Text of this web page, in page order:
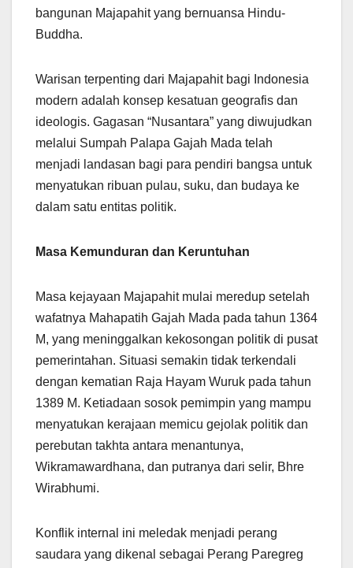
bangunan Majapahit yang bernuansa Hindu-
Buddha.
Warisan terpenting dari Majapahit bagi Indonesia
modern adalah konsep kesatuan geografis dan
ideologis. Gagasan “Nusantara” yang diwujudkan
melalui Sumpah Palapa Gajah Mada telah
menjadi landasan bagi para pendiri bangsa untuk
menyatukan ribuan pulau, suku, dan budaya ke
dalam satu entitas politik.
Masa Kemunduran dan Keruntuhan
Masa kejayaan Majapahit mulai meredup setelah
wafatnya Mahapatih Gajah Mada pada tahun 1364
M, yang meninggalkan kekosongan politik di pusat
pemerintahan. Situasi semakin tidak terkendali
dengan kematian Raja Hayam Wuruk pada tahun
1389 M. Ketiadaan sosok pemimpin yang mampu
menyatukan kerajaan memicu gejolak politik dan
perebutan takhta antara menantunya,
Wikramawardhana, dan putranya dari selir, Bhre
Wirabhumi.
Konflik internal ini meledak menjadi perang
saudara yang dikenal sebagai Perang Paregreg